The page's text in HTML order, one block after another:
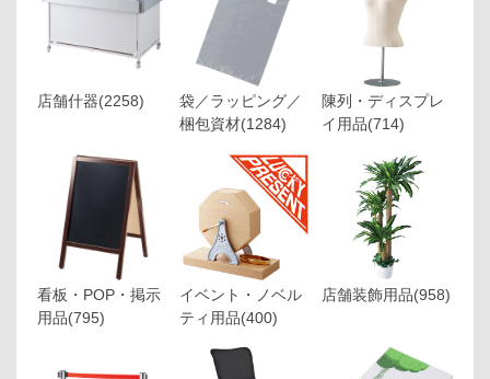
店舗什器(2258)
袋／ラッピング／
梱包資材(1284)
陳列・ディスプレ
イ用品(714)
看板・POP・掲示
用品(795)
イベント・ノベル
ティ用品(400)
店舗装飾用品(958)